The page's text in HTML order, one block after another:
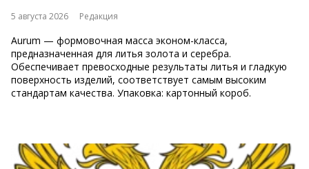
5 августа 2026 Редакция
Aurum — формовочная масса эконом-класса,
предназначенная для литья золота и серебра.
Обеспечивает превосходные результаты литья и гладкую
поверхность изделий, соответствует самым высоким
стандартам качества. Упаковка: картонный короб.